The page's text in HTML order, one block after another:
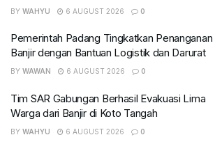
BY WAHYU 6 AUGUST 2026 0
Pemerintah Padang Tingkatkan Penanganan
Banjir dengan Bantuan Logistik dan Darurat
BY WAWAN 6 AUGUST 2026 0
Tim SAR Gabungan Berhasil Evakuasi Lima
Warga dari Banjir di Koto Tangah
BY WAHYU 6 AUGUST 2026 0